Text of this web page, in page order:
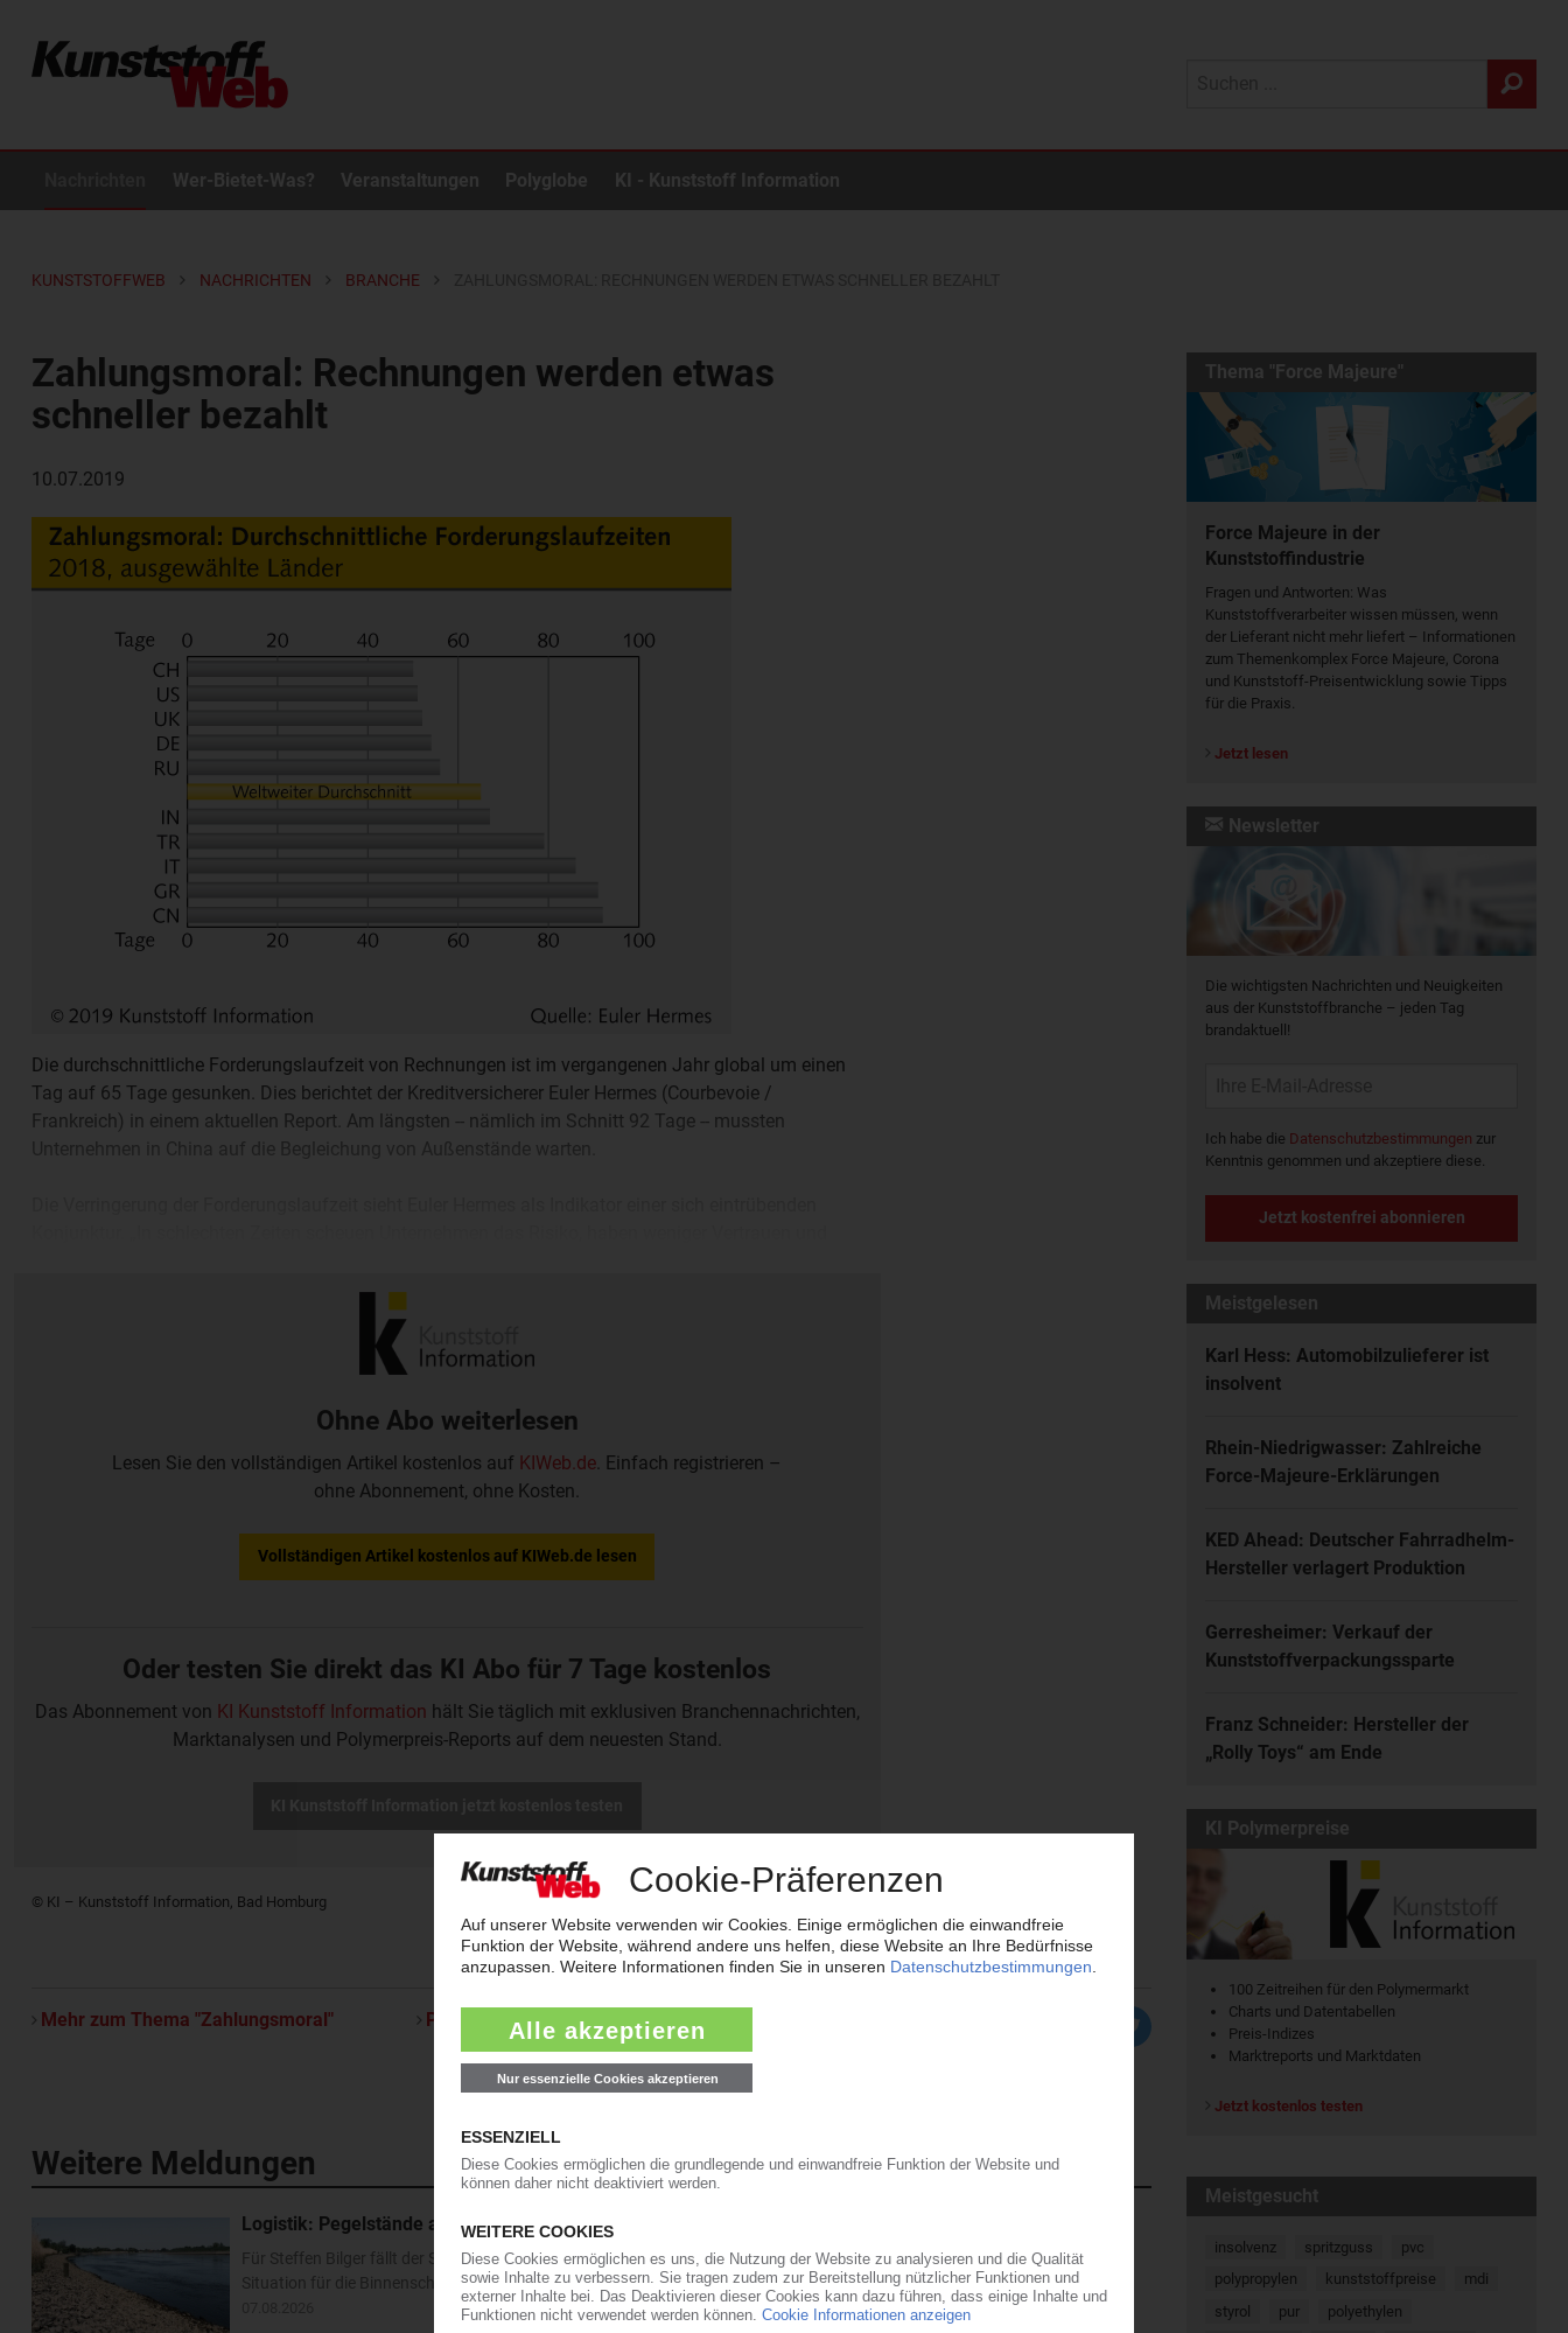
Wer-Bietet-Was? Veranstaltungen Polyglobe KI - Kunststoff Information
KUNSTSTOFFWEB NACHRICHTEN BRANCHE
Zahlungsmoral: Rechnungen werden etwas
schneller bezahlt
10.07.2019
Die durchschnittliche Forderungslaufzeit von Rechnungen ist im vergangenen Jahr global um einen
Tag auf 65 Tage gesunken. Dies berichtet der Kreditversicherer Euler Hermes (Courbevoie /
Frankreich) in einem aktuellen Report. Am längsten -- nämlich im Schnitt 92 Tage -- mussten
Unternehmen in China auf die Begleichung von Außenstände warten.
Deutschland, Österreich und der Schweiz.
Ohne Abo weiterlesen
Lesen Sie den vollständigen Artikel kostenlos auf KIWeb.de. Einfach registrieren –
ohne Abonnement, ohne Kosten.
Vollständigen Artikel kostenlos auf KIWeb.de lesen
Oder testen Sie direkt das KI Abo für 7 Tage kostenlos
Das Abonnement von KI Kunststoff Information hält Sie täglich mit exklusiven Branchennachrichten,
Marktanalysen und Polymerpreis-Reports auf dem neuesten Stand.
© KI – Kunststoff Information, Bad Homburg
Mehr zum Thema "Zahlungsmoral" Per E-Mail weiterleiten
Weitere Meldungen
Logistik: Pegelstände am Rhein erreichen neues Rekordtief
Für Steffen Bilger fällt der Sommerurlaub derzeit so flach wie das Niedrigwasser im Rhein. Angesichts der dramatischen
Situation für die Binnenschifffahrt hat der frisch gekürte Bundesverkehrsminister zur Konferenz nach Bonn geladen. Dort...
Thema "Force Majeure"
Force Majeure in der
Kunststoffindustrie
Fragen und Antworten: Was
Kunst­stoff­verarbeiter wissen müssen, wenn
der Lieferant nicht mehr liefert – Informationen
zum Themenkomplex Force Majeure, Corona
und Kunststoff-Preisentwicklung sowie Tipps
für die Praxis.
Jetzt lesen
Newsletter
Die wichtigsten Nachrichten und Neuigkeiten
aus der Kunststoffbranche – jeden Tag
brandaktuell!
Ich habe die Datenschutzbestimmungen zur
Kenntnis genommen und akzeptiere diese.
Jetzt kostenfrei abonnieren
Meistgelesen
Karl Hess: Automobilzulieferer ist
insolvent
Rhein-Niedrigwasser: Zahlreiche
Force-Majeure-Erklärungen
KED Ahead: Deutscher Fahrradhelm-
Hersteller verlagert Produktion
Gerresheimer: Verkauf der
Kunststoffverpackungssparte
Franz Schneider: Hersteller der
„Rolly Toys“ am Ende
KI Polymerpreise
100 Zeitreihen für den Polymermarkt
Charts und Datentabellen
Preis-Indizes
Marktreports und Marktdaten
Jetzt kostenlos testen
Meistgesucht
insolvenz spritzguss
pvc
polypropylen
kunststoffpreise
mdi
styrol
pur
polyethylen